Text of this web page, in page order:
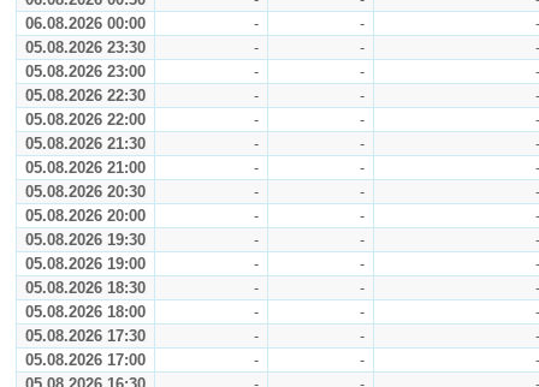
06.08.2026 00:00
- -
-
05.08.2026 23:30
- -
-
05.08.2026 23:00
- -
-
05.08.2026 22:30
- -
-
05.08.2026 22:00
- -
-
05.08.2026 21:30
- -
-
05.08.2026 21:00
- -
-
05.08.2026 20:30
- -
-
05.08.2026 20:00
- -
-
05.08.2026 19:30
- -
-
05.08.2026 19:00
- -
-
05.08.2026 18:30
- -
-
05.08.2026 18:00
- -
-
05.08.2026 17:30
- -
-
05.08.2026 17:00
- -
-